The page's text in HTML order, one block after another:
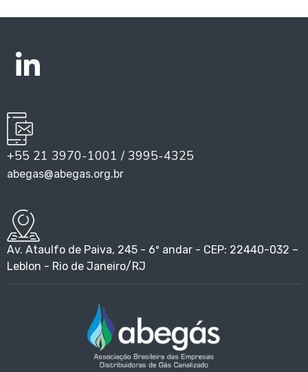
+55 21 3970-1001 / 3995-4325
abegas@abegas.org.br
Av. Ataulfo de Paiva, 245 - 6º andar - CEP: 22440-032 –
Leblon - Rio de Janeiro/RJ